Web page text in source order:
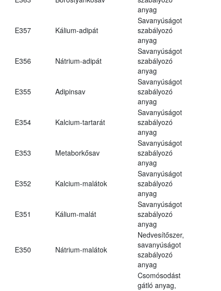
anyag
E357 Kálium-adipát
Savanyúságot
szabályozó
anyag
E356 Nátrium-adipát
Savanyúságot
szabályozó
anyag
E355 Adipinsav
Savanyúságot
szabályozó
anyag
E354 Kalcium-tartarát
Savanyúságot
szabályozó
anyag
E353 Metaborkősav
Savanyúságot
szabályozó
anyag
E352 Kalcium-malátok
Savanyúságot
szabályozó
anyag
E351 Kálium-malát
Savanyúságot
szabályozó
anyag
E350 Nátrium-malátok
Nedvesítőszer,
savanyúságot
szabályozó
anyag
Csomósodást
gátló anyag,